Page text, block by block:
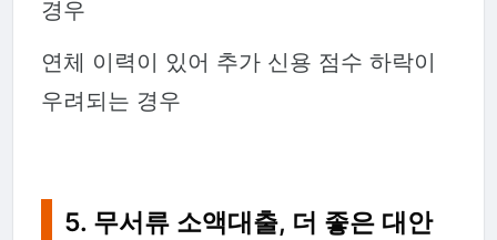
경우
연체 이력이 있어 추가 신용 점수 하락이
우려되는 경우
5. 무서류 소액대출, 더 좋은 대안